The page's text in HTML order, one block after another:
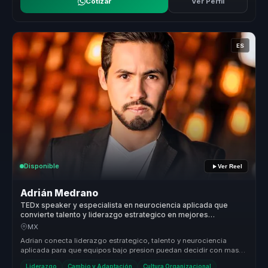
ES
Disponible Ver Reel
Adrián Medrano
TEDx speaker y especialista en neurociencia aplicada que
convierte talento y liderazgo estrategico en mejores
decisiones para empresas y equipos.
MX
Adrian conecta liderazgo estrategico, talento y neurociencia
aplicada para que equipos bajo presion puedan decidir con mas
Liderazgo Cambio y Adaptación Cultura Organizacional